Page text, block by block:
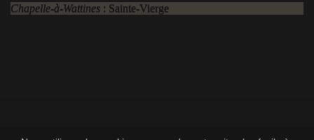
Chapelle-à-Wattines : Sainte-Vierge